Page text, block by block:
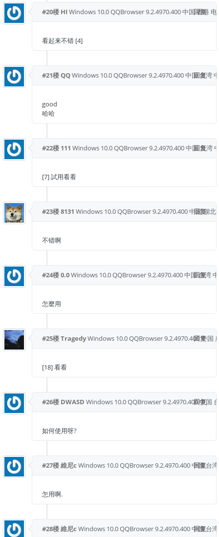
回复
#20楼 HI Windows 10.0QQBrowser 9.2.4970.400中国 香港 电
看起来不错 [4]
回复
#21楼QQWindows 10.0QQBrowser 9.2.4970.400中国 台湾
good
哈哈
回复
#22楼 111 Windows 10.0QQBrowser 9.2.4970.400中国 台湾
[7] 試用看看
回复
#23楼8131 Windows 10.0QQBrowser 9.2.4970.400中国 湖北
不错啊
回复
#24楼0.0Windows 10.0QQBrowser 9.2.4970.400中国 台湾
怎麼用
回复
#25楼TragedyWindows 10.0QQBrowser 9.2.4970.400中国
[18] 看看
回复
#26楼 DWASD Windows 10.0QQBrowser 9.2.4970.400中国
如何使用呀?
回复
#27楼維尼c Windows 10.0QQBrowser 9.2.4970.400中国 台
怎用啊.
回复
#28楼維尼c Windows 10.0QQBrowser 9.2.4970.400中国 台